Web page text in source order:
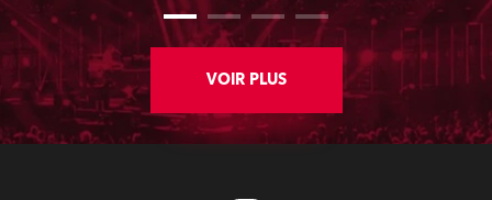
VOIR PLUS